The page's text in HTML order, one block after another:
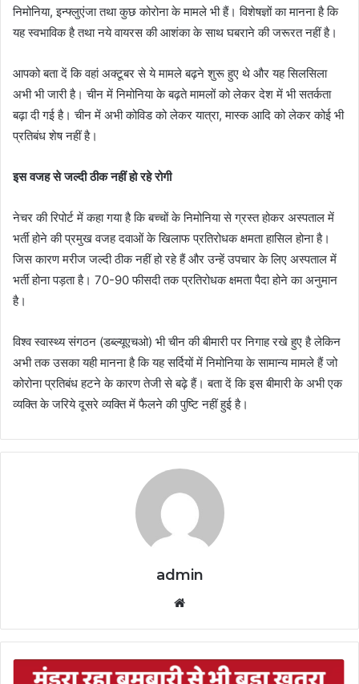
निमोनिया, इन्फ्लुएंजा तथा कुछ कोरोना के मामले भी हैं। विशेषज्ञों का मानना है कि
यह स्वभाविक है तथा नये वायरस की आशंका के साथ घबराने की जरूरत नहीं है।
आपको बता दें कि वहां अक्टूबर से ये मामले बढ़ने शुरू हुए थे और यह सिलसिला
अभी भी जारी है। चीन में निमोनिया के बढ़ते मामलों को लेकर देश में भी सतर्कता
बढ़ा दी गई है। चीन में अभी कोविड को लेकर यात्रा, मास्क आदि को लेकर कोई भी
प्रतिबंध शेष नहीं है।
इस वजह से जल्दी ठीक नहीं हो रहे रोगी
नेचर की रिपोर्ट में कहा गया है कि बच्चों के निमोनिया से ग्रस्त होकर अस्पताल में
भर्ती होने की प्रमुख वजह दवाओं के खिलाफ प्रतिरोधक क्षमता हासिल होना है।
जिस कारण मरीज जल्दी ठीक नहीं हो रहे हैं और उन्हें उपचार के लिए अस्पताल में
भर्ती होना पड़ता है। 70-90 फीसदी तक प्रतिरोधक क्षमता पैदा होने का अनुमान
है।
विश्व स्वास्थ्य संगठन (डब्ल्यूएचओ) भी चीन की बीमारी पर निगाह रखे हुए है लेकिन
अभी तक उसका यही मानना है कि यह सर्दियों में निमोनिया के सामान्य मामले हैं जो
कोरोना प्रतिबंध हटने के कारण तेजी से बढ़े हैं। बता दें कि इस बीमारी के अभी एक
व्यक्ति के जरिये दूसरे व्यक्ति में फैलने की पुष्टि नहीं हुई है।
admin